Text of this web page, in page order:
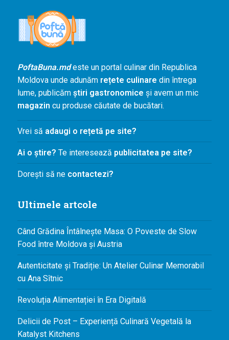
PoftaBuna.mdeste un portal culinar din Republica
Moldova unde adunăm rețete culinare din întrega
lume, publicăm știri gastronomice și avem un mic
magazin cu produse căutate de bucătari.
Vrei să adaugi o rețetă pe site?
Ai o știre? Te interesează publicitatea pe site?
Dorești să necontactezi?
Ultimele artcole
Când Grădina Întâlnește Masa: O Poveste de Slow
Food între Moldova și Austria
Autenticitate și Tradiție: Un Atelier Culinar Memorabil
cu Ana Sîtnic
Revoluția Alimentației în Era Digitală
Delicii de Post – Experiență Culinară Vegetală la
Katalyst Kitchens